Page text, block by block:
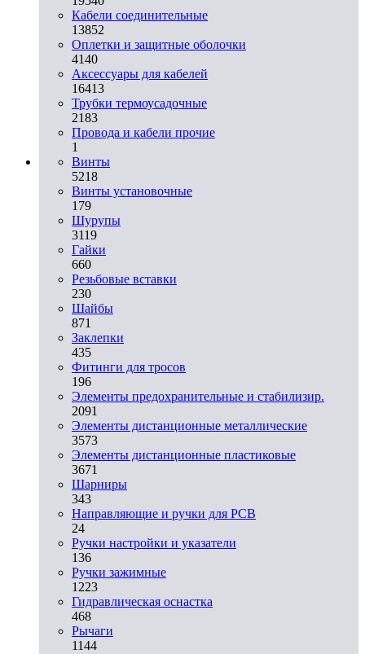
Кабели соединительные
13852
Оплетки и защитные оболочки
4140
Аксессуары для кабелей
16413
Трубки термоусадочные
2183
Провода и кабели прочие
1
Винты
5218
Винты установочные
179
Шурупы
3119
Гайки
660
Резьбовые вставки
230
Шайбы
871
Заклепки
435
Фитинги для тросов
196
Элементы предохранительные и стабилизир.
2091
Элементы дистанционные металлические
3573
Элементы дистанционные пластиковые
3671
Шарниры
343
Направляющие и ручки для PCB
24
Ручки настройки и указатели
136
Ручки зажимные
1223
Гидравлическая оснастка
468
Рычаги
1144